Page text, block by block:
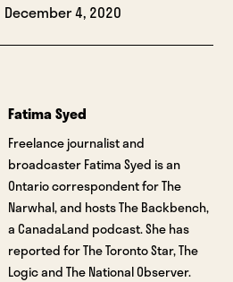
December 4, 2020
Fatima Syed
Freelance journalist and
broadcaster Fatima Syed is an
Ontario correspondent for The
Narwhal, and hosts The Backbench,
a CanadaLand podcast. She has
reported for The Toronto Star, The
Logic and The National Observer.